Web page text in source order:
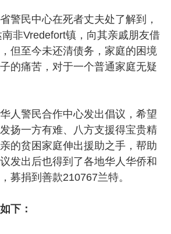
警民中心在死者丈夫处了解到，
非Vredefort镇，向其亲戚朋友借
但至今未还清债务，家庭的困境
的痛苦，对于一个普通家庭无疑
人警民合作中心发出倡议，希望
扬一方有难、八方支援得宝贵精
的贫困家庭伸出援助之手，帮助
发出后也得到了各地华人华侨和
募捐到善款210767兰特。
下：